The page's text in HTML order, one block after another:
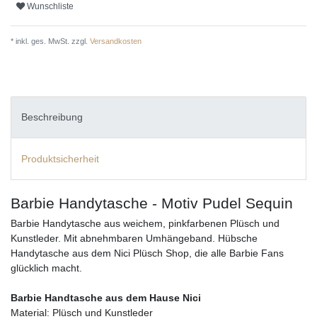
Wunschliste
* inkl. ges. MwSt. zzgl. Versandkosten
Beschreibung
Produktsicherheit
Barbie Handytasche - Motiv Pudel Sequin
Barbie Handytasche aus weichem, pinkfarbenen Plüsch und
Kunstleder. Mit abnehmbaren Umhängeband. Hübsche
Handytasche aus dem Nici Plüsch Shop, die alle Barbie Fans
glücklich macht.
Barbie Handtasche aus dem Hause Nici
Material: Plüsch und Kunstleder